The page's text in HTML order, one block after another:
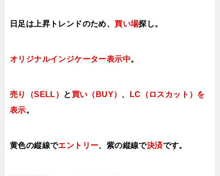
日足は上昇トレンドのため、 買い場探し。
オリジナルインジケーター表示中。
売り（SELL） と 買い（BUY） 、
LC（ロスカット）を
表示。
黄色の縦線でエントリー、紫の縦線で決済です。